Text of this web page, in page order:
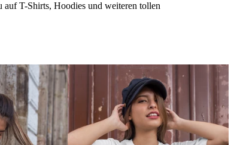
auf T-Shirts, Hoodies und weiteren tollen